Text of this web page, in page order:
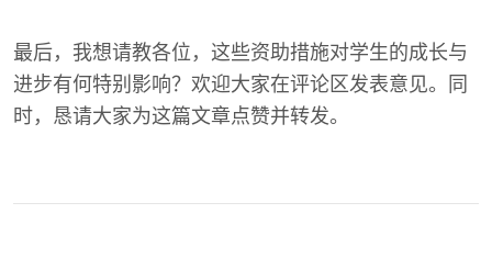
最后，我想请教各位，这些资助措施对学生的成长与
进步有何特别影响？欢迎大家在评论区发表意见。同
时，恳请大家为这篇文章点赞并转发。